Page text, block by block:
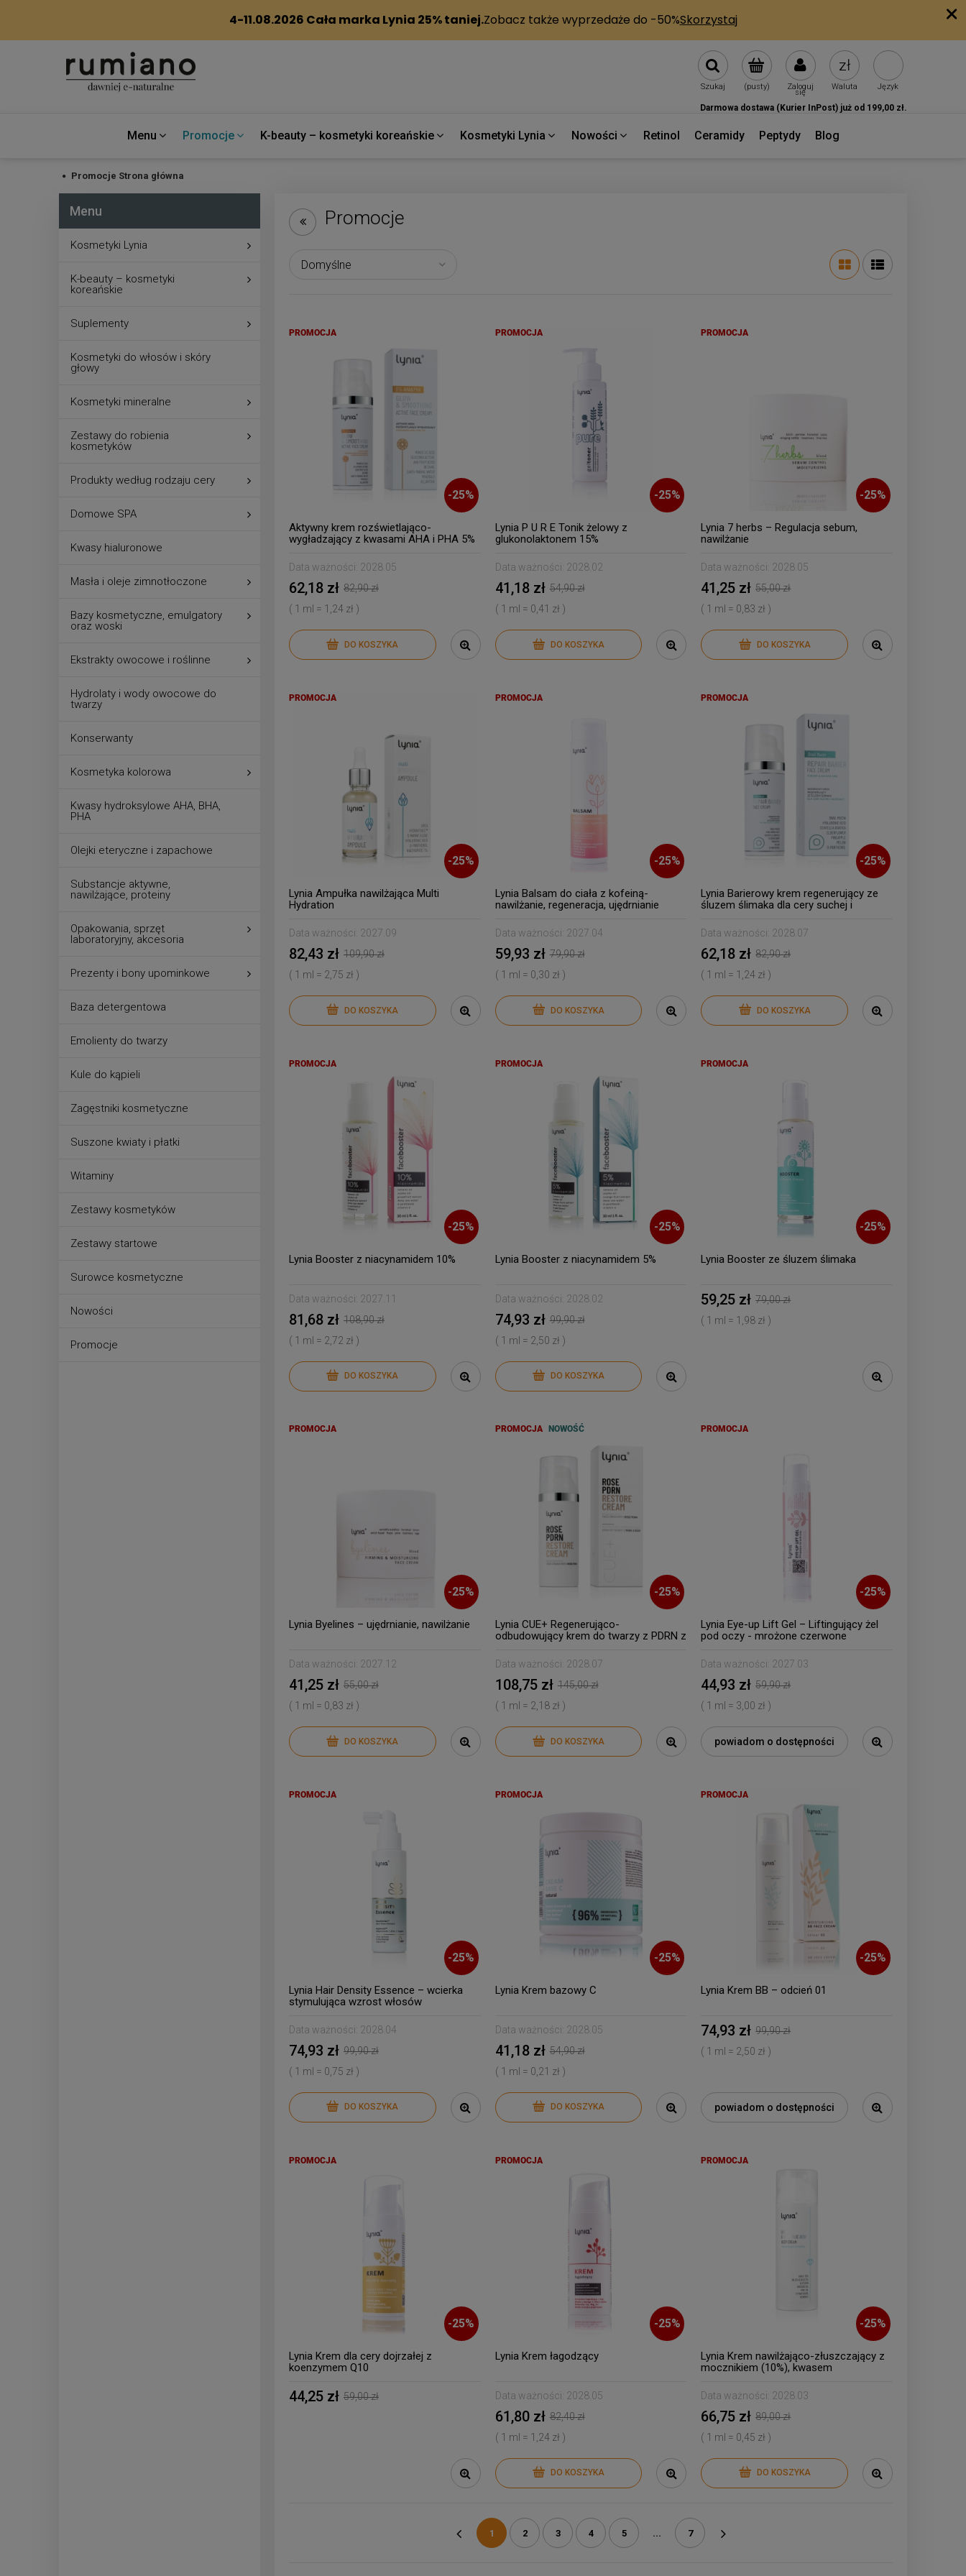
(pusty) Zaloguj
się
Szukaj Waluta Język
Darmowa dostawa (Kurier InPost) już od 199,00 zł.
Menu Promocje K-beauty – kosmetyki koreańskie Kosmetyki Lynia Nowości Retinol Ceramidy Peptydy Blog
Promocje Strona główna
Menu
Kosmetyki Lynia
K-beauty – kosmetyki
koreańskie
Suplementy
Kosmetyki do włosów i skóry
głowy
Kosmetyki mineralne
Zestawy do robienia
kosmetyków
Produkty według rodzaju cery
Domowe SPA
Kwasy hialuronowe
Masła i oleje zimnotłoczone
Bazy kosmetyczne, emulgatory
oraz woski
Ekstrakty owocowe i roślinne
Hydrolaty i wody owocowe do
twarzy
Konserwanty
Kosmetyka kolorowa
Kwasy hydroksylowe AHA, BHA,
PHA
Olejki eteryczne i zapachowe
Substancje aktywne,
nawilżające, proteiny
Opakowania, sprzęt
laboratoryjny, akcesoria
Prezenty i bony upominkowe
Baza detergentowa
Emolienty do twarzy
Kule do kąpieli
Zagęstniki kosmetyczne
Suszone kwiaty i płatki
Witaminy
Zestawy kosmetyków
Zestawy startowe
Surowce kosmetyczne
Nowości
Promocje
Promocje
-25%
Aktywny krem rozświetlająco-
wygładzający z kwasami AHA i PHA 5%
Data ważności: 2028.05
62,18 zł 82,90 zł
( 1 ml = 1,24 zł )
DO KOSZYKA
PROMOCJA
-25%
Lynia P U R E Tonik żelowy z
glukonolaktonem 15%
Data ważności: 2028.02
41,18 zł 54,90 zł
( 1 ml = 0,41 zł )
DO KOSZYKA
PROMOCJA
-25%
Lynia 7 herbs – Regulacja sebum,
nawilżanie
Data ważności: 2028.05
41,25 zł 55,00 zł
( 1 ml = 0,83 zł )
DO KOSZYKA
PROMOCJA
-25%
Lynia Ampułka nawilżająca Multi
Hydration
Data ważności: 2027.09
82,43 zł 109,90 zł
( 1 ml = 2,75 zł )
DO KOSZYKA
PROMOCJA
-25%
Lynia Balsam do ciała z kofeiną-
nawilżanie, regeneracja, ujędrnianie
Data ważności: 2027.04
59,93 zł 79,90 zł
( 1 ml = 0,30 zł )
DO KOSZYKA
PROMOCJA
-25%
Lynia Barierowy krem regenerujący ze
śluzem ślimaka dla cery suchej i
Data ważności: 2028.07
62,18 zł 82,90 zł
( 1 ml = 1,24 zł )
DO KOSZYKA
PROMOCJA
-25%
Lynia Booster z niacynamidem 10%
Data ważności: 2027.11
81,68 zł 108,90 zł
( 1 ml = 2,72 zł )
DO KOSZYKA
PROMOCJA
-25%
Lynia Booster z niacynamidem 5%
Data ważności: 2028.02
74,93 zł 99,90 zł
( 1 ml = 2,50 zł )
DO KOSZYKA
PROMOCJA
-25%
Lynia Booster ze śluzem ślimaka
59,25 zł 79,00 zł
( 1 ml = 1,98 zł )
PROMOCJA
-25%
Lynia Byelines – ujędrnianie, nawilżanie
Data ważności: 2027.12
41,25 zł 55,00 zł
( 1 ml = 0,83 zł )
DO KOSZYKA
PROMOCJA
-25%
Lynia CUE+ Regenerująco-
odbudowujący krem do twarzy z PDRN z
Data ważności: 2028.07
108,75 zł 145,00 zł
( 1 ml = 2,18 zł )
DO KOSZYKA
PROMOCJA NOWOŚĆ
-25%
Lynia Eye-up Lift Gel – Liftingujący żel
pod oczy - mrożone czerwone
morska głębinowa
Data ważności: 2027.03
44,93 zł 59,90 zł
( 1 ml = 3,00 zł )
powiadom o dostępności
PROMOCJA
-25%
Lynia Hair Density Essence – wcierka
stymulująca wzrost włosów
Data ważności: 2028.04
74,93 zł 99,90 zł
( 1 ml = 0,75 zł )
DO KOSZYKA
PROMOCJA
-25%
Lynia Krem bazowy C
Data ważności: 2028.05
41,18 zł 54,90 zł
( 1 ml = 0,21 zł )
DO KOSZYKA
PROMOCJA
-25%
Lynia Krem BB – odcień 01
74,93 zł 99,90 zł
( 1 ml = 2,50 zł )
powiadom o dostępności
PROMOCJA
-25%
Lynia Krem dla cery dojrzałej z
koenzymem Q10
44,25 zł 59,00 zł
PROMOCJA
-25%
Lynia Krem łagodzący
Data ważności: 2028.05
61,80 zł 82,40 zł
( 1 ml = 1,24 zł )
DO KOSZYKA
PROMOCJA
-25%
Lynia Krem nawilżająco-złuszczający z
mocznikiem (10%), kwasem
mlekowym (2%)
Data ważności: 2028.03
66,75 zł 89,00 zł
( 1 ml = 0,45 zł )
DO KOSZYKA
PROMOCJA
1 2 3 4 5 ... 7